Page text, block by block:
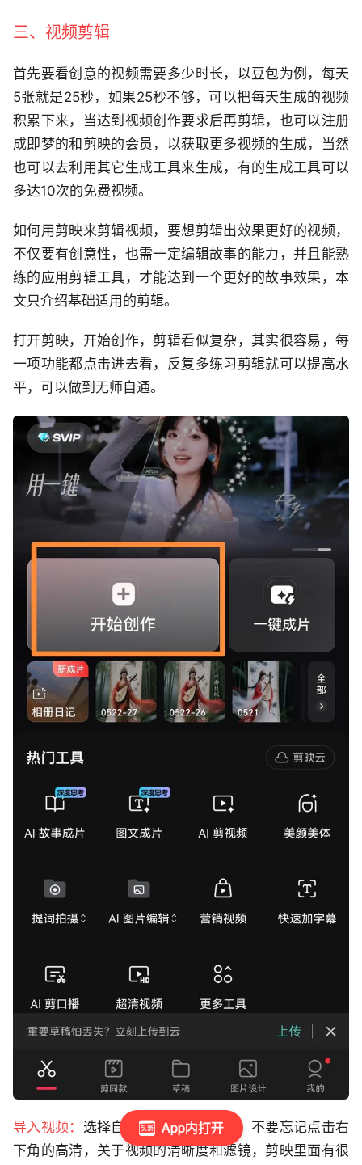
App内打开
三、视频剪辑
首先要看创意的视频需要多少时长，以豆包为例，每天
5张就是25秒，如果25秒不够，可以把每天生成的视频
积累下来，当达到视频创作要求后再剪辑，也可以注册
成即梦的和剪映的会员，以获取更多视频的生成，当然
也可以去利用其它生成工具来生成，有的生成工具可以
多达10次的免费视频。
如何用剪映来剪辑视频，要想剪辑出效果更好的视频，
不仅要有创意性，也需一定编辑故事的能力，并且能熟
练的应用剪辑工具，才能达到一个更好的故事效果，本
文只介绍基础适用的剪辑。
打开剪映，开始创作，剪辑看似复杂，其实很容易，每
一项功能都点击进去看，反复多练习剪辑就可以提高水
平，可以做到无师自通。
导入视频： 选择自己想要剪辑的视频，不要忘记点击右
下角的高清，关于视频的清晰度和滤镜，剪映里面有很